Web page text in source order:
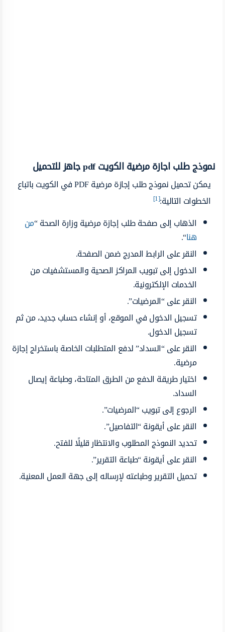
نموذج طلب اجازة مرضية الكويت pdf جاهز للتحميل
يمكن تحميل نموذج طلب إجازة مرضية PDF في الكويت باتباع
الخطوات التالية:[1]
الذهاب إلى صفحة طلب إجازة مرضية وزارة الصحة “من
هنا“.
النقر على الرابط المدرج ضمن الصفحة.
الدخول إلى تبويب المراكز الصحية والمستشفيات من
الخدمات الإلكترونية.
النقر على “المرضيات”.
تسجيل الدخول في الموقع، أو إنشاء حساب جديد، من ثم
تسجيل الدخول.
النقر على “السداد” لدفع المتطلبات الخاصة باستخراج إجازة
مرضية.
اختيار طريقة الدفع من الطرق المتاحة، وطباعة إيصال
السداد.
الرجوع إلى تبويب “المرضيات”.
النقر على أيقونة “التفاصيل”.
تحديد النموذج المطلوب والانتظار قليلًا للفتح.
النقر على أيقونة “طباعة التقرير”.
تحميل التقرير وطباعته لإرساله إلى جهة العمل المعنية.